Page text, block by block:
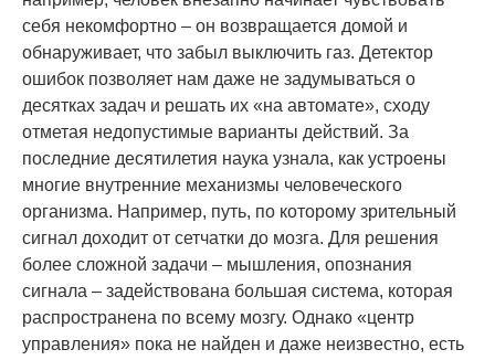
себя некомфортно – он возвращается домой и
обнаруживает, что забыл выключить газ. Детектор
ошибок позволяет нам даже не задумываться о
десятках задач и решать их «на автомате», сходу
отметая недопустимые варианты действий. За
последние десятилетия наука узнала, как устроены
многие внутренние механизмы человеческого
организма. Например, путь, по которому зрительный
сигнал доходит от сетчатки до мозга. Для решения
более сложной задачи – мышления, опознания
сигнала – задействована большая система, которая
распространена по всему мозгу. Однако «центр
управления» пока не найден и даже неизвестно, есть